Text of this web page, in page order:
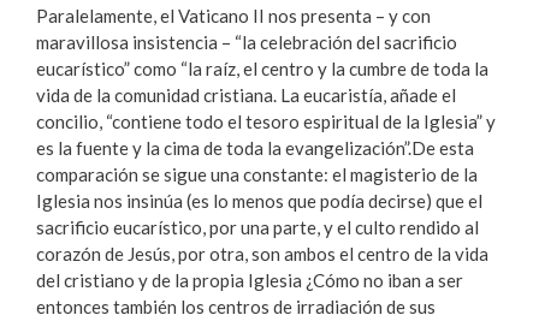
Paralelamente, el Vaticano II nos presenta – y con
maravillosa insistencia – “la celebración del sacrificio
eucarístico” como “la raíz, el centro y la cumbre de toda la
vida de la comunidad cristiana. La eucaristía, añade el
concilio, “contiene todo el tesoro espiritual de la Iglesia” y
es la fuente y la cima de toda la evangelización”.De esta
comparación se sigue una constante: el magisterio de la
Iglesia nos insinúa (es lo menos que podía decirse) que el
sacrificio eucarístico, por una parte, y el culto rendido al
corazón de Jesús, por otra, son ambos el centro de la vida
del cristiano y de la propia Iglesia ¿Cómo no iban a ser
entonces también los centros de irradiación de sus